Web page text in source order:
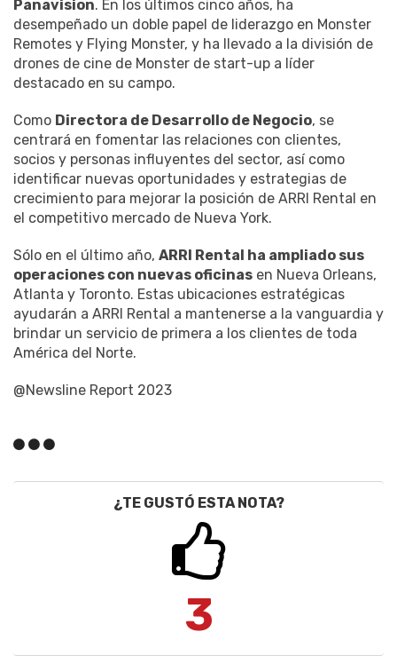
Panavision. En los últimos cinco años, ha
desempeñado un doble papel de liderazgo en Monster
Remotes y Flying Monster, y ha llevado a la división de
drones de cine de Monster de start-up a líder
destacado en su campo.
Como Directora de Desarrollo de Negocio, se
centrará en fomentar las relaciones con clientes,
socios y personas influyentes del sector, así como
identificar nuevas oportunidades y estrategias de
crecimiento para mejorar la posición de ARRI Rental en
el competitivo mercado de Nueva York.
Sólo en el último año, ARRI Rental ha ampliado sus
operaciones con nuevas oficinas en Nueva Orleans,
Atlanta y Toronto. Estas ubicaciones estratégicas
ayudarán a ARRI Rental a mantenerse a la vanguardia y
brindar un servicio de primera a los clientes de toda
América del Norte.
@Newsline Report 2023
¿TE GUSTÓ ESTA NOTA?
3